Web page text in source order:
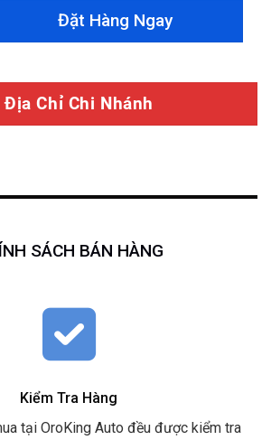
Xforce Hiệu Kardo - Thiết Kế
Đặt Hàng Ngay
Địa Chỉ Chi Nhánh
SÁCH BÁN HÀNG
Kiểm Tra Hàng
tại OroKing Auto đều được kiểm tra